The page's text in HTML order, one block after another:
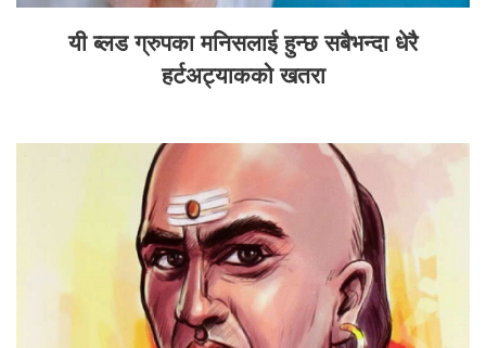
यी ब्लड ग्रुपका मनिसलाई हुन्छ सबैभन्दा धेरै
हर्टअट्याकको खतरा